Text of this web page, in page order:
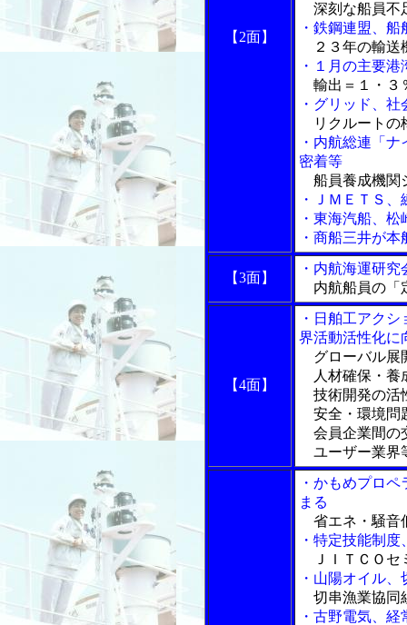
【2面】
深刻な船員不
・鉄鋼連盟、
２３年の輸送
・１月の主要
輸出＝１・３
・グリッド、
リクルートの
・内航総連「
密着等
船員養成機関
・ＪＭＥＴＳ
・東海汽船、
・商船三井が
【3面】
・内航海運研
内航船員の「
【4面】
・日舶工アク
界活動活性化に
グローバル展
人材確保・養
技術開発の活
安全・環境問
会員企業間の
ユーザー業界
・かもめプロ
まる
省エネ・騒音
・特定技能制
ＪＩＴＣＯセ
・山陽オイル
切串漁業協同
・古野電気、